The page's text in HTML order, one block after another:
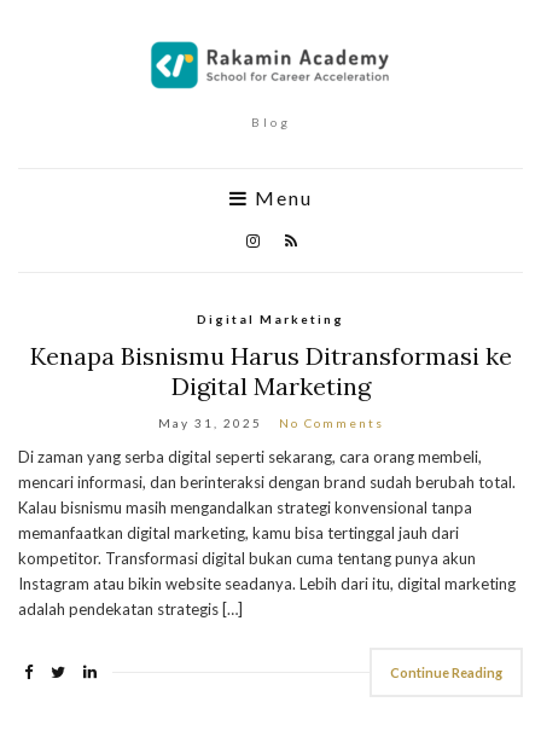
Blog
Menu
Digital Marketing
Kenapa Bisnismu Harus Ditransformasi ke
Digital Marketing
May 31, 2025 No Comments
Di zaman yang serba digital seperti sekarang, cara orang membeli,
mencari informasi, dan berinteraksi dengan brand sudah berubah total.
Kalau bisnismu masih mengandalkan strategi konvensional tanpa
memanfaatkan digital marketing, kamu bisa tertinggal jauh dari
kompetitor. Transformasi digital bukan cuma tentang punya akun
Instagram atau bikin website seadanya. Lebih dari itu, digital marketing
adalah pendekatan strategis […]
Continue Reading